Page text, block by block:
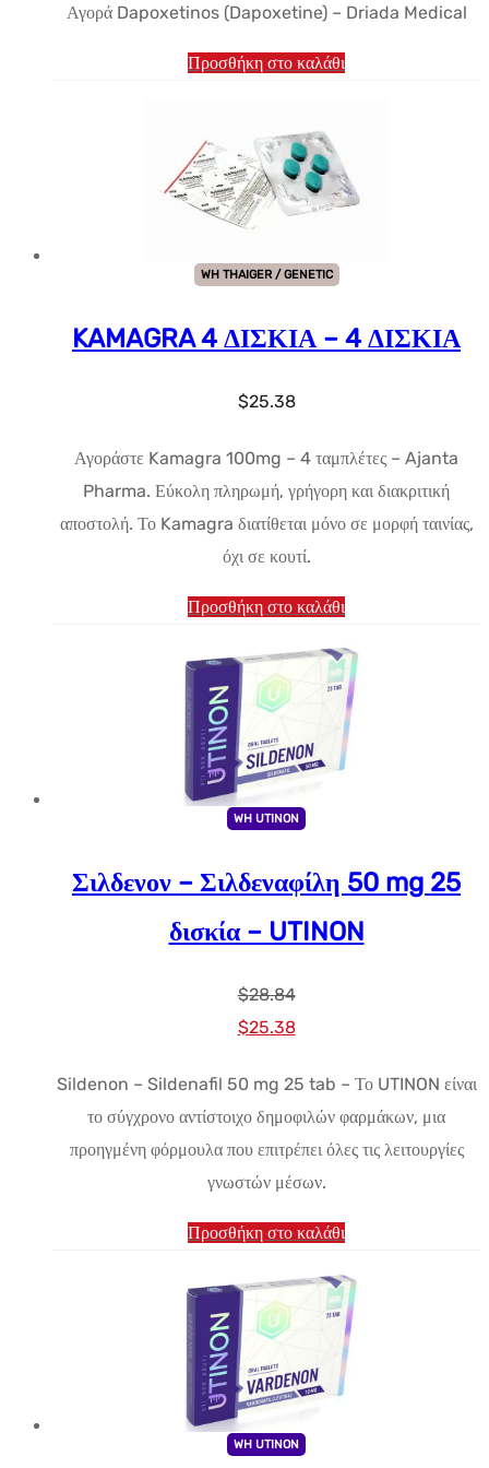
$33.45.τιμή
είναι:
Αγορά Dapoxetinos (Dapoxetine) – Driada Medical
Προσθήκη στο καλάθι
WH THAIGER / GENETIC
KAMAGRA 4 ΔΙΣΚΙΑ – 4 ΔΙΣΚΙΑ
$25.38
Αγοράστε Kamagra 100mg – 4 ταμπλέτες – Ajanta
Pharma. Εύκολη πληρωμή, γρήγορη και διακριτική
αποστολή. Το Kamagra διατίθεται μόνο σε μορφή ταινίας,
όχι σε κουτί.
Προσθήκη στο καλάθι
WH UTINON
Σιλδενον – Σιλδεναφίλη 50 mg 25
δισκία – UTINON
$28.84
Αρχική
$28.84.
$25.38Η
τιμή
είναι:
$25.38.
Sildenon – Sildenafil 50 mg 25 tab – Το UTINON είναι
το σύγχρονο αντίστοιχο δημοφιλών φαρμάκων, μια
προηγμένη φόρμουλα που επιτρέπει όλες τις λειτουργίες
γνωστών μέσων.
Προσθήκη στο καλάθι
WH UTINON